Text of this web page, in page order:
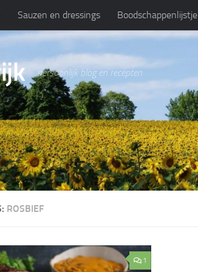
Sauzen en dressings Boodschappenlijstje
persoonlijk blog en recepten
ROSBIEF
1